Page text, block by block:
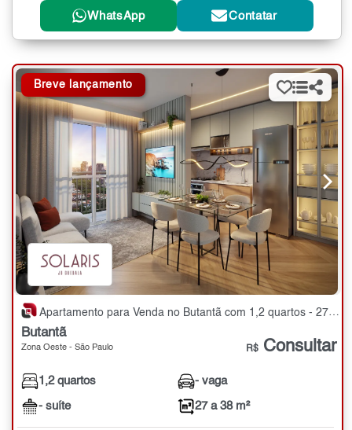
WhatsApp Contatar
Breve lançamento
Apartamento para Venda no Butantã com 1,2 quartos - 27 a 38 m²
Butantã
Zona Oeste - São Paulo R$ Consultar
1,2 quartos
- suíte
- vaga
27 a 38 m²